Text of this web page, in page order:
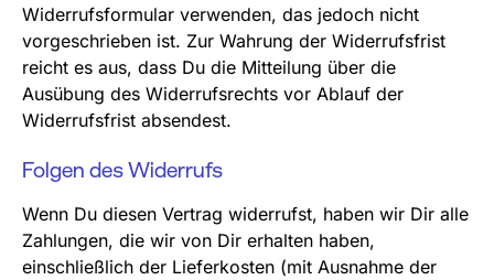
Widerrufsformular verwenden, das jedoch nicht
vorgeschrieben ist. Zur Wahrung der Widerrufsfrist
reicht es aus, dass Du die Mitteilung über die
Ausübung des Widerrufsrechts vor Ablauf der
Widerrufsfrist absendest.
Folgen des Widerrufs
Wenn Du diesen Vertrag widerrufst, haben wir Dir alle
Zahlungen, die wir von Dir erhalten haben,
einschließlich der Lieferkosten (mit Ausnahme der